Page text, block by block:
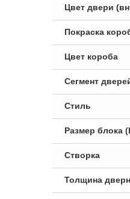
Цвет двери
Покраска
Цвет короба
Сегмент
Стиль
Размер блока
Створка
Толщина